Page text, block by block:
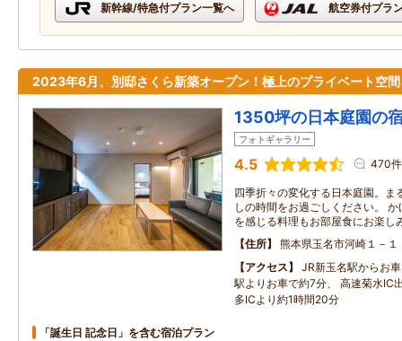
新幹線/特急付プラン一覧へ 航空券付プラ
2023年6月、別邸さくら新築オープン！極上のプライベート空
1350坪の日本庭園の
フォトギャラリー
4.5 470件
四季折々の変化する日本庭園。ま
しの時間をお過ごしください。
を感じる料理もお部屋食にお楽し
住所
熊本県玉名市河崎１－１
アクセス
JR新玉名駅からお
駅よりお車で約7分、 高速菊水IC
多ICより約1時間20分
「誕生日 記念日」を含む宿泊プラン